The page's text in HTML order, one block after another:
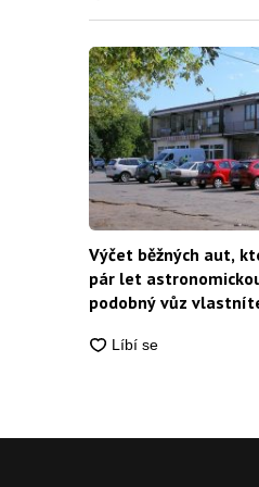
Výčet běžných aut,
pár let
podobný vůz